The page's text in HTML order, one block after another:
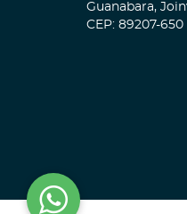
Guanabara,
CEP: 89207-650